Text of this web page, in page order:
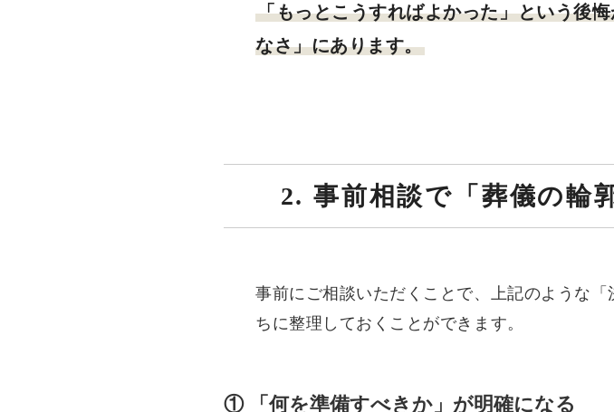
「もっとこうすればよかった」という後
なさ」にあります。
2. 事前相談で「葬儀の輪
事前にご相談いただくことで、上記のような
ちに整理しておくことができます。
① 「何を準備すべきか」が明確になる